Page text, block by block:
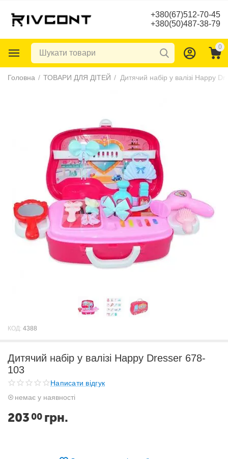
+380(67)512-70-45
+380(50)487-38-79
0
Головна / ТОВАРИ ДЛЯ ДІТЕЙ / Дитячий набір у валізі Happy
КОД: 4388
Дитячий набір у валізі Happy Dresser 678-
103
Написати відгук
немає у наявності
203 00 грн.